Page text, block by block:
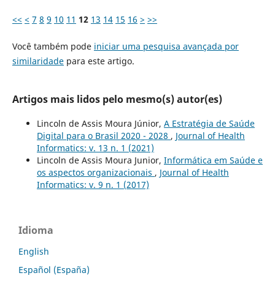
<< < 7 8 9 10 11 12 13 14 15 16 > >>
Você também pode iniciar uma pesquisa avançada por
similaridadepara este artigo.
Artigos mais lidos pelo mesmo(s) autor(es)
Lincoln de Assis Moura Júnior, A Estratégia de Saúde
Digital para o Brasil 2020 - 2028 , Journal of Health
Informatics: v. 13 n. 1 (2021)
Lincoln de Assis Moura Junior, Informática em Saúde e
os aspectos organizacionais , Journal of Health
Informatics: v. 9 n. 1 (2017)
Idioma
English
Español (España)